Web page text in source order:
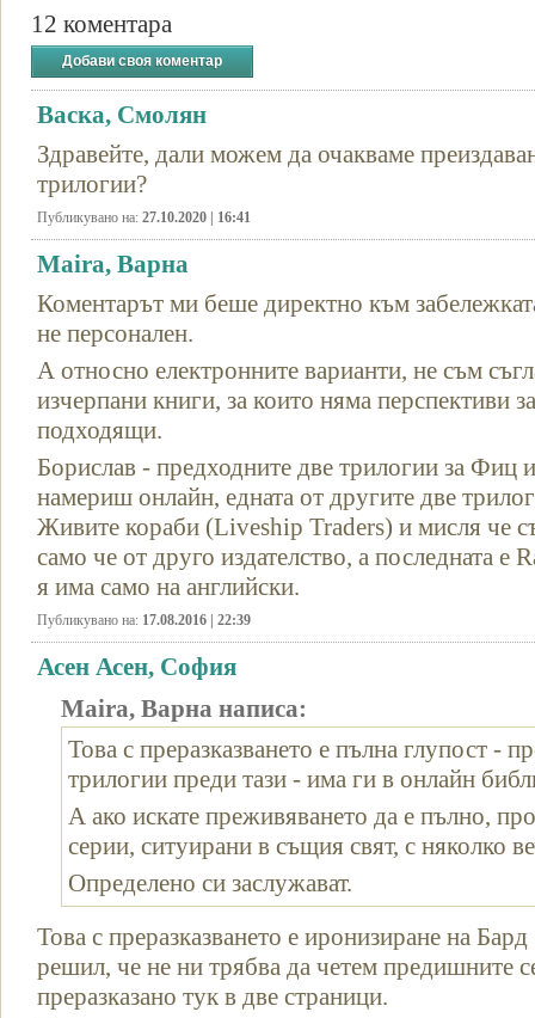
12 коментара
Добави своя коментар
Васка, Смолян
Здравейте, дали можем да очакваме
трилогии?
Публикувано на: 27.10.2020 | 16:41
Maira, Варна
Коментарът ми беше директно към
не персонален.
А относно електронните варианти, не съм
изчерпани книги, за които няма перспективи
подходящи.
Борислав - предходните две трилогии за
намериш онлайн, едната от другите две
Живите кораби (Liveship Traders) и мисля че
само че от друго издателство, а последната
я има само на английски.
Публикувано на: 17.08.2016 | 22:39
Асен Асен, София
Maira, Варна написа:
Това с преразказването е пълна глупост -
трилогии преди тази - има ги в онлайн
А ако искате преживяването да е пълно,
серии, ситуирани в същия свят, с няколко
Определено си заслужават.
Това с преразказването е иронизиране на
решил, че не ни трябва да четем предишните
преразказано тук в две страници.